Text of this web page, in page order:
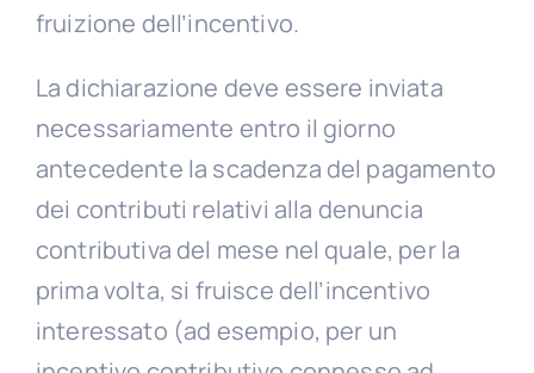
fruizione dell’incentivo.
La dichiarazione deve essere inviata
necessariamente entro il giorno
antecedente la scadenza del pagamento
dei contributi relativi alla denuncia
contributiva del mese nel quale, per la
prima volta, si fruisce dell’incentivo
interessato (ad esempio, per un